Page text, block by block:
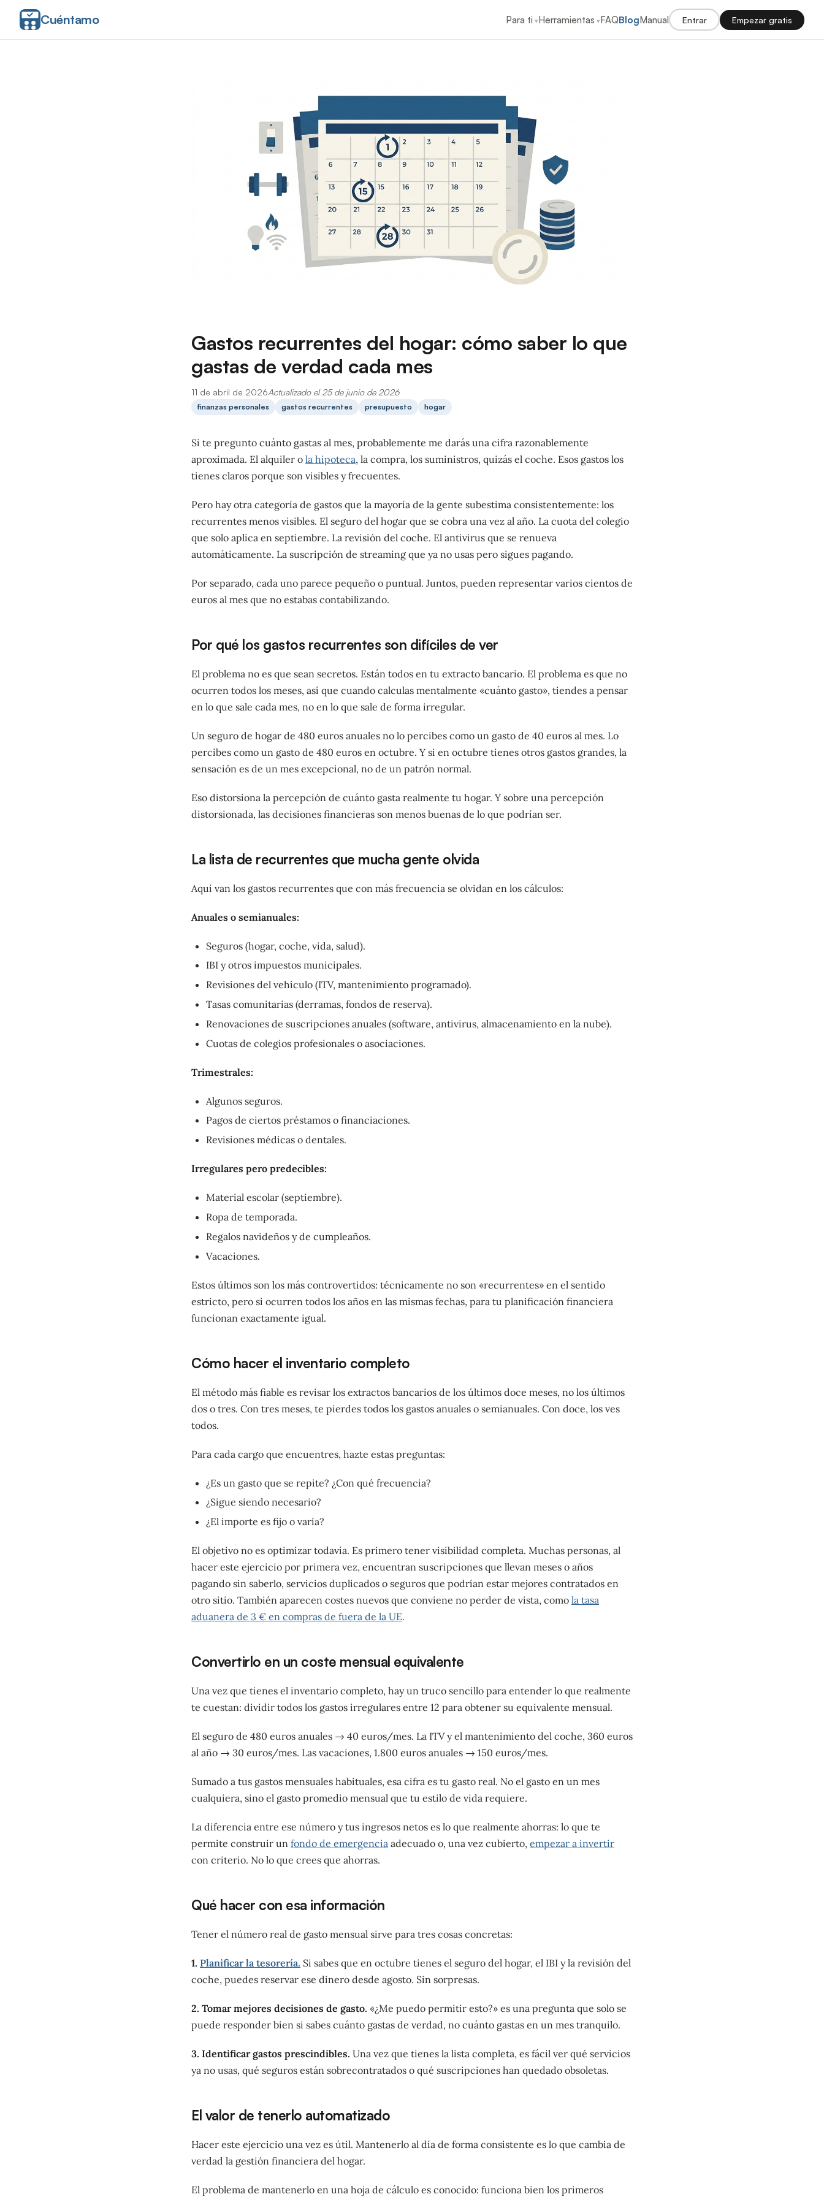
Cuéntamo Para ti Herramientas FAQBlogManual Entrar Empezar gratis
Gastos recurrentes del hogar: cómo saber lo que
gastas de verdad cada mes
11 de abril de 2026Actualizado el 25 de junio de 2026
finanzas personales gastos recurrentes presupuesto hogar
Si te pregunto cuánto gastas al mes, probablemente me darás una cifra razonablemente
aproximada. El alquiler o la hipoteca, la compra, los suministros, quizás el coche. Esos gastos los
tienes claros porque son visibles y frecuentes.
Pero hay otra categoría de gastos que la mayoría de la gente subestima consistentemente: los
recurrentes menos visibles. El seguro del hogar que se cobra una vez al año. La cuota del colegio
que solo aplica en septiembre. La revisión del coche. El antivirus que se renueva
automáticamente. La suscripción de streaming que ya no usas pero sigues pagando.
Por separado, cada uno parece pequeño o puntual. Juntos, pueden representar varios cientos de
euros al mes que no estabas contabilizando.
Por qué los gastos recurrentes son difíciles de ver
El problema no es que sean secretos. Están todos en tu extracto bancario. El problema es que no
ocurren todos los meses, así que cuando calculas mentalmente «cuánto gasto», tiendes a pensar
en lo que sale cada mes, no en lo que sale de forma irregular.
Un seguro de hogar de 480 euros anuales no lo percibes como un gasto de 40 euros al mes. Lo
percibes como un gasto de 480 euros en octubre. Y si en octubre tienes otros gastos grandes, la
sensación es de un mes excepcional, no de un patrón normal.
Eso distorsiona la percepción de cuánto gasta realmente tu hogar. Y sobre una percepción
distorsionada, las decisiones financieras son menos buenas de lo que podrían ser.
La lista de recurrentes que mucha gente olvida
Aquí van los gastos recurrentes que con más frecuencia se olvidan en los cálculos:
Anuales o semianuales:
Seguros (hogar, coche, vida, salud).
IBI y otros impuestos municipales.
Revisiones del vehículo (ITV, mantenimiento programado).
Tasas comunitarias (derramas, fondos de reserva).
Renovaciones de suscripciones anuales (software, antivirus, almacenamiento en la nube).
Cuotas de colegios profesionales o asociaciones.
Trimestrales:
Algunos seguros.
Pagos de ciertos préstamos o financiaciones.
Revisiones médicas o dentales.
Irregulares pero predecibles:
Material escolar (septiembre).
Ropa de temporada.
Regalos navideños y de cumpleaños.
Vacaciones.
Estos últimos son los más controvertidos: técnicamente no son «recurrentes» en el sentido
estricto, pero si ocurren todos los años en las mismas fechas, para tu planificación financiera
funcionan exactamente igual.
Cómo hacer el inventario completo
El método más fiable es revisar los extractos bancarios de los últimos doce meses, no los últimos
dos o tres. Con tres meses, te pierdes todos los gastos anuales o semianuales. Con doce, los ves
todos.
Para cada cargo que encuentres, hazte estas preguntas:
¿Es un gasto que se repite? ¿Con qué frecuencia?
¿Sigue siendo necesario?
¿El importe es fijo o varía?
El objetivo no es optimizar todavía. Es primero tener visibilidad completa. Muchas personas, al
hacer este ejercicio por primera vez, encuentran suscripciones que llevan meses o años
pagando sin saberlo, servicios duplicados o seguros que podrían estar mejores contratados en
otro sitio. También aparecen costes nuevos que conviene no perder de vista, como la tasa
aduanera de 3 € en compras de fuera de la UE.
Convertirlo en un coste mensual equivalente
Una vez que tienes el inventario completo, hay un truco sencillo para entender lo que realmente
te cuestan: dividir todos los gastos irregulares entre 12 para obtener su equivalente mensual.
El seguro de 480 euros anuales → 40 euros/mes. La ITV y el mantenimiento del coche, 360 euros
al año → 30 euros/mes. Las vacaciones, 1.800 euros anuales → 150 euros/mes.
Sumado a tus gastos mensuales habituales, esa cifra es tu gasto real. No el gasto en un mes
cualquiera, sino el gasto promedio mensual que tu estilo de vida requiere.
La diferencia entre ese número y tus ingresos netos es lo que realmente ahorras: lo que te
permite construir un fondo de emergencia adecuado o, una vez cubierto, empezar a invertir
con criterio. No lo que crees que ahorras.
Qué hacer con esa información
Tener el número real de gasto mensual sirve para tres cosas concretas:
1. Planificar la tesorería. Si sabes que en octubre tienes el seguro del hogar, el IBI y la revisión del
coche, puedes reservar ese dinero desde agosto. Sin sorpresas.
2. Tomar mejores decisiones de gasto. «¿Me puedo permitir esto?» es una pregunta que solo se
puede responder bien si sabes cuánto gastas de verdad, no cuánto gastas en un mes tranquilo.
3. Identificar gastos prescindibles. Una vez que tienes la lista completa, es fácil ver qué servicios
ya no usas, qué seguros están sobrecontratados o qué suscripciones han quedado obsoletas.
El valor de tenerlo automatizado
Hacer este ejercicio una vez es útil. Mantenerlo al día de forma consistente es lo que cambia de
verdad la gestión financiera del hogar.
El problema de mantenerlo en una hoja de cálculo es conocido: funciona bien los primeros